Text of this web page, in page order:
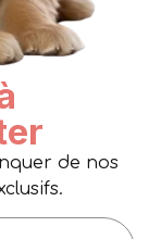
de nos